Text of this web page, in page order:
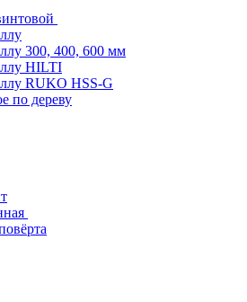
300, 400, 600 мм
HILTI
RUKO HSS-G
по дереву